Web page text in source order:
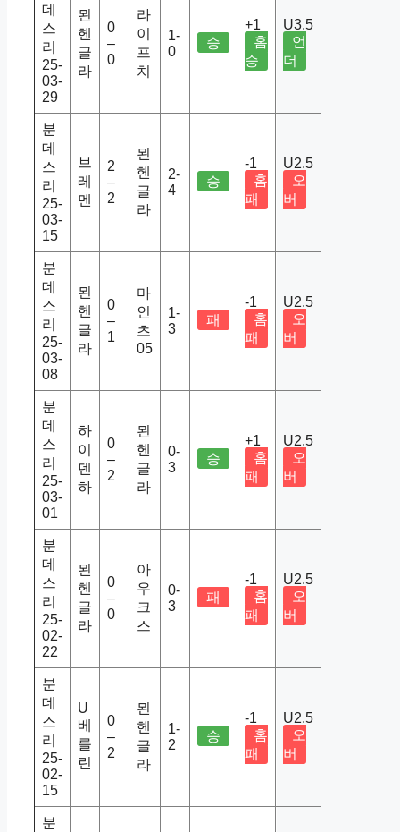
데
스
리
25-
03-
29
묀
헨
글
라
0
–
0
라
이
프
치
1-
0
승
+1
홈
승
U3.5
언
더
분
데
스
리
25-
03-
15
브
레
멘
2
–
2
묀
헨
글
라
2-
4
승
-1
홈
패
U2.5
오
버
분
데
스
리
25-
03-
08
묀
헨
글
라
0
–
1
마
인
츠
05
1-
3
패
-1
홈
패
U2.5
오
버
분
데
스
리
25-
03-
01
하
이
덴
하
0
–
2
묀
헨
글
라
0-
3
승
+1
홈
패
U2.5
오
버
분
데
스
리
25-
02-
22
묀
헨
글
라
0
–
0
아
우
크
스
0-
3
패
-1
홈
패
U2.5
오
버
분
데
스
리
25-
02-
15
U
베
를
린
0
–
2
묀
헨
글
라
1-
2
승
-1
홈
패
U2.5
오
버
분